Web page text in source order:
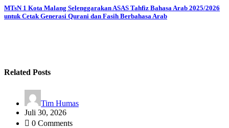
MTsN 1 Kota Malang Selenggarakan ASAS Tahfiz Bahasa Arab 2025/2026
untuk Cetak Generasi Qurani dan Fasih Berbahasa Arab
Related Posts
Tim Humas
Juli 30, 2026
0 Comments